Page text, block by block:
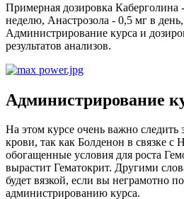
Примерная дозировка Каберголина
неделю, Анастрозола - 0,5 мг в
Администрирование курса и
результатов анализов.
Администрирование
На этом курсе очень важно
крови, так как Болденон в связке с
обогащенные условия для роста
вырастит Гематокрит. Другими
будет вязкой, если вы неграмотно
администрированию курса.